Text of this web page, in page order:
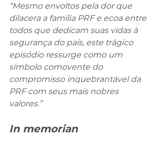
“Mesmo envoltos pela dor que
dilacera a família PRF e ecoa entre
todos que dedicam suas vidas à
segurança do país, este trágico
episódio ressurge como um
símbolo comovente do
compromisso inquebrantável da
PRF com seus mais nobres
valores.”
In memorian